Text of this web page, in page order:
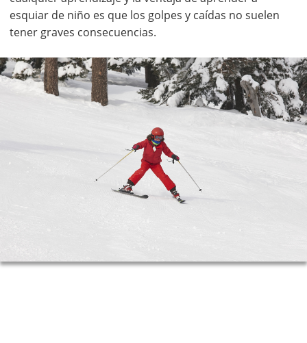
esquiar de niño es que los golpes y caídas no suelen
tener graves consecuencias.